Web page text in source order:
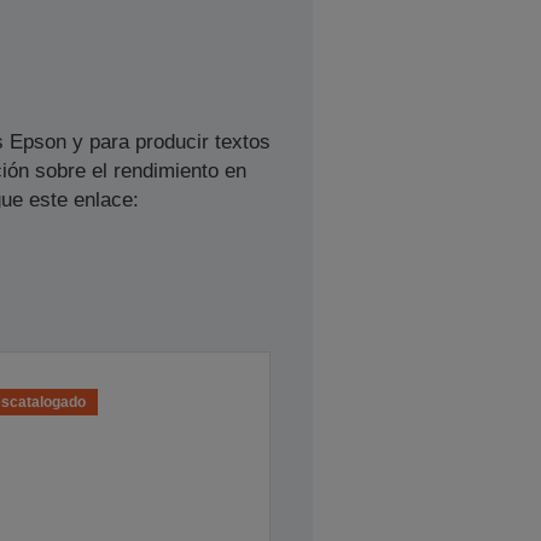
y para producir textos
sobre el rendimiento en
este enlace: